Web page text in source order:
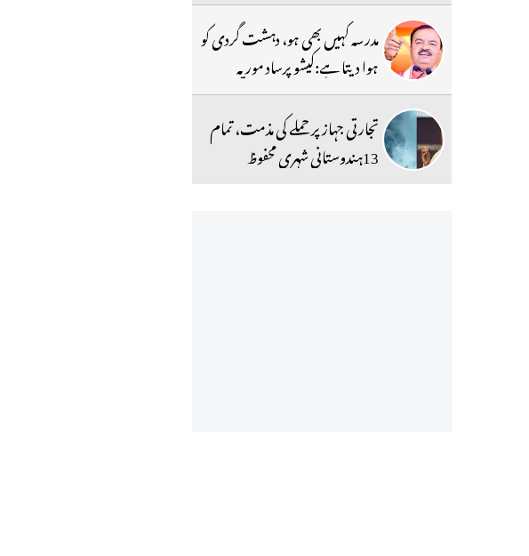
مدرسہ کہیں بھی ہو، دہشت گردی کو
ہوا دیتا ہے:کیشو پرساد موریہ
تجارتی جہاز پر حملے کی مذمت، تمام
13ہندوستانی شہری محفوظ